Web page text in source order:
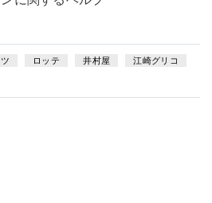
ロッテ 井村屋 江崎グリコ